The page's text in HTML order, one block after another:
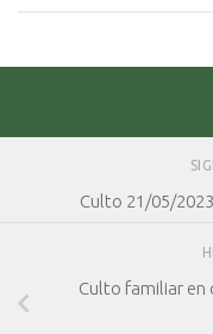
Culto 21/05/
Culto familiar en